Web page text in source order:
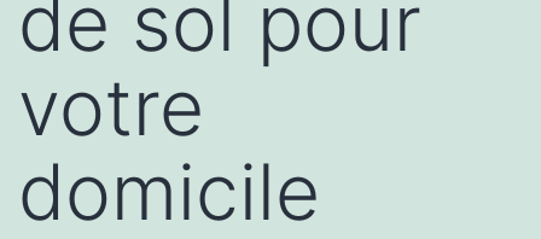
de sol pour
votre
domicile